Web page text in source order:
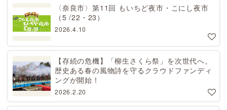
〈奈良市〉第11回 もいちど夜市・こにし夜市
（5 /22・23）
2026.4.10
【存続の危機】「柳生さくら祭」を次世代へ。
歴史ある春の風物詩を守るクラウドファンディ
ングが開始！
2026.2.20